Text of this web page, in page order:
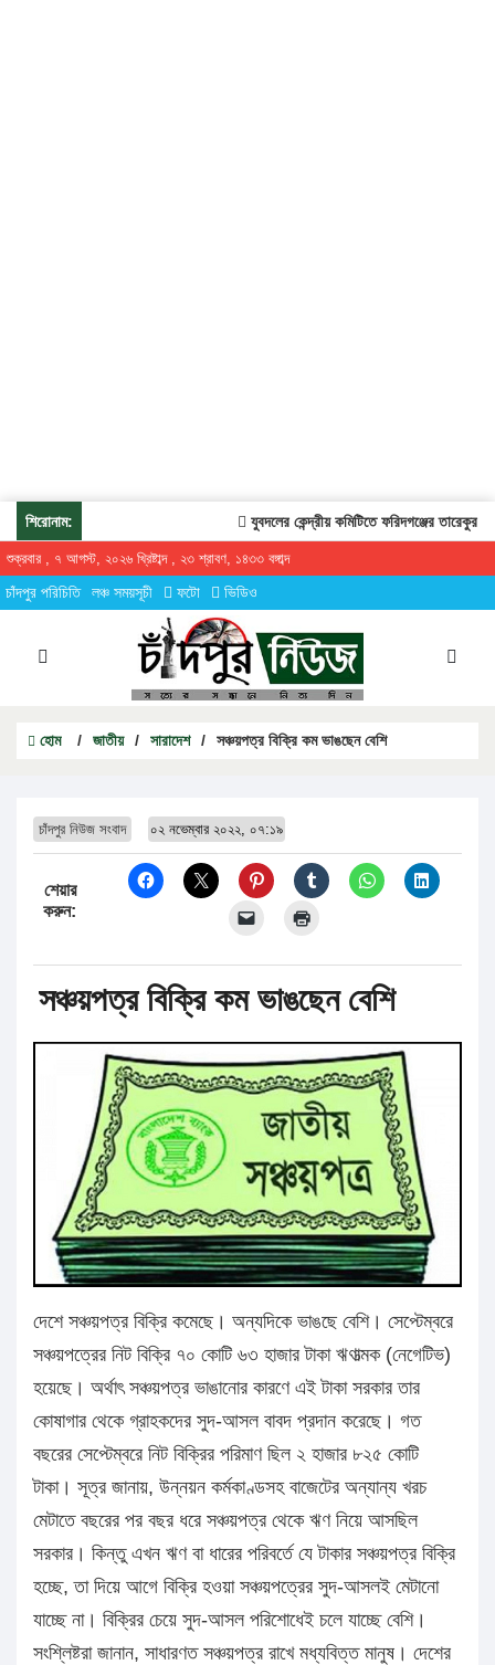
শিরোনাম: যুবদলের কেন্দ্রীয় কমিটিতে ফরিদগঞ্জের তারেকুর রহমান
শুক্রবার , ৭ আগস্ট, ২০২৬ খ্রিষ্টাব্দ , ২৩ শ্রাবণ, ১৪৩৩ বঙ্গাব্দ
চাঁদপুর পরিচিতি লঞ্চ সময়সূচী ফটো ভিডিও
হোম / জাতীয় / সারাদেশ / সঞ্চয়পত্র বিক্রি কম ভাঙছেন বেশি
চাঁদপুর নিউজ সংবাদ ০২ নভেম্বার ২০২২, ০৭:১৯
শেয়ার
করুন:
সঞ্চয়পত্র বিক্রি কম ভাঙছেন বেশি
দেশে সঞ্চয়পত্র বিক্রি কমেছে। অন্যদিকে ভাঙছে বেশি। সেপ্টেম্বরে
সঞ্চয়পত্রের নিট বিক্রি ৭০ কোটি ৬৩ হাজার টাকা ঋণাত্মক (নেগেটিভ)
হয়েছে। অর্থাৎ সঞ্চয়পত্র ভাঙানোর কারণে এই টাকা সরকার তার
কোষাগার থেকে গ্রাহকদের সুদ-আসল বাবদ প্রদান করেছে। গত
বছরের সেপ্টেম্বরে নিট বিক্রির পরিমাণ ছিল ২ হাজার ৮২৫ কোটি
টাকা। সূত্র জানায়, উন্নয়ন কর্মকাণ্ডসহ বাজেটের অন্যান্য খরচ
মেটাতে বছরের পর বছর ধরে সঞ্চয়পত্র থেকে ঋণ নিয়ে আসছিল
সরকার। কিন্তু এখন ঋণ বা ধারের পরিবর্তে যে টাকার সঞ্চয়পত্র বিক্রি
হচ্ছে, তা দিয়ে আগে বিক্রি হওয়া সঞ্চয়পত্রের সুদ-আসলই মেটানো
যাচ্ছে না। বিক্রির চেয়ে সুদ-আসল পরিশোধেই চলে যাচ্ছে বেশি।
সংশ্লিষ্টরা জানান, সাধারণত সঞ্চয়পত্র রাখে মধ্যবিত্ত মানুষ। দেশের